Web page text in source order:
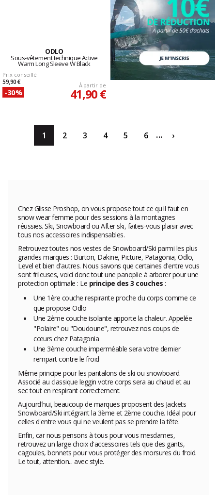
ODLO
Sous-vêtement technique Active
Warm Long Sleeve W Black
Prix conseillé
59,90 €
-30%
À partir de
41,90 €
1 2 3 4 5 6 ... ›
Chez Glisse Proshop, on vous propose tout ce qu'il faut en
snow wear femme pour des sessions à la montagnes
réussies. Ski, Snowboard ou After ski, faites-vous plaisir avec
tous nos accessoires indispensables.
Retrouvez toutes nos vestes de Snowboard/Ski parmi les plus
grandes marques : Burton, Dakine, Picture, Patagonia, Odlo,
Level et bien d'autres. Nous savons que certaines d'entre vous
sont frileuses, voici donc tout une panoplie à arborer pour une
protection optimale : Le principe des 3 couches :
Une 1ère couche respirante proche du corps comme ce
que propose Odlo
Une 2ème couche isolante apporte la chaleur. Appelée
"Polaire" ou "Doudoune", retrouvez nos coups de
cœurs chez Patagonia
Une 3ème couche imperméable sera votre dernier
rempart contre le froid
Même principe pour les pantalons de ski ou snowboard.
Associé au classique leggin votre corps sera au chaud et au
sec tout en respirant correctement.
Aujourd'hui, beaucoup de marques proposent des Jackets
Snowboard/Ski intégrant la 3ème et 2ème couche. Idéal pour
celles d'entre vous qui ne veulent pas se prendre la tête.
Enfin, car nous pensons à tous pour vous mesdames,
retrouvez un large choix d'accessoires tels que des gants,
cagoules, bonnets pour vous protéger des morsures du froid.
Le tout, attention... avec style.